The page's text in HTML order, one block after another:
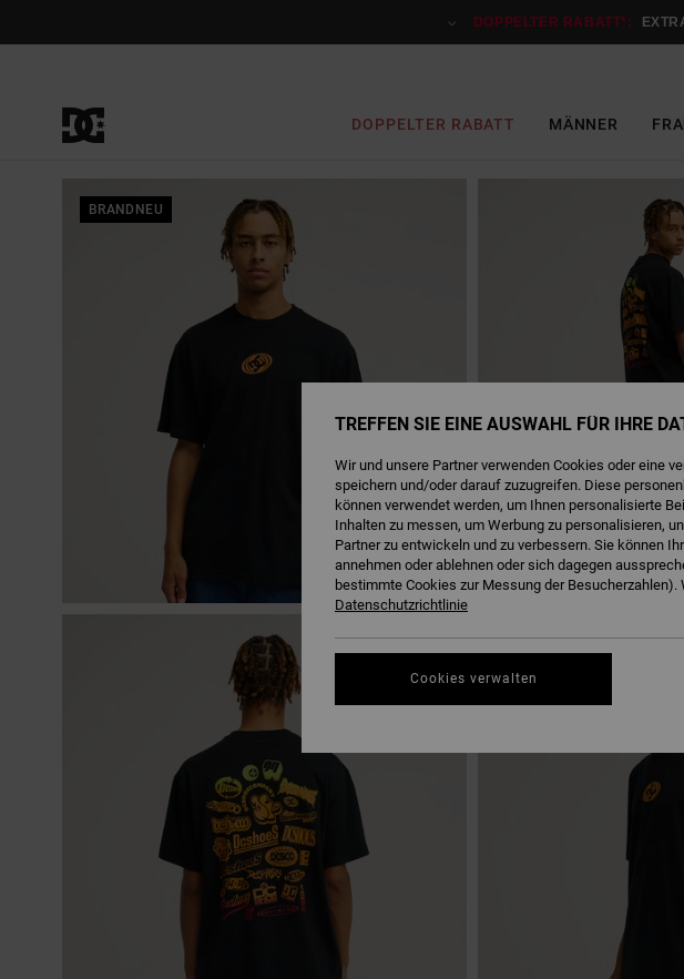
DOPPELTER RABATT*:
DOPPELTER RABATT MÄNNER
BRANDNEU
TREFFEN SIE EINE AUSWAHL FÜR IHRE
Wir und unsere Partner verwenden Cookies oder eine
speichern und/oder darauf zuzugreifen. Diese
können verwendet werden, um Ihnen personalisierte
Inhalten zu messen, um Werbung zu personalisieren,
Partner zu entwickeln und zu verbessern. Sie können
annehmen oder ablehnen oder sich dagegen
bestimmte Cookies zur Messung der
Datenschutzrichtlinie
Cookies verwalten